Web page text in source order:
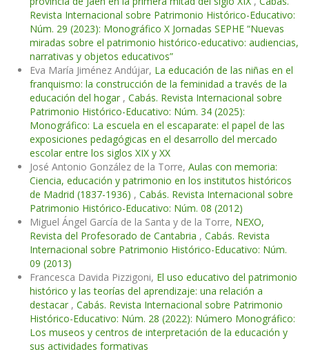
Revista Internacional sobre Patrimonio Histórico-Educativo:
Núm. 29 (2023): Monográfico X Jornadas SEPHE “Nuevas
miradas sobre el patrimonio histórico-educativo: audiencias,
narrativas y objetos educativos”
Eva María Jiménez Andújar, La educación de las niñas en el
franquismo: la construcción de la feminidad a través de la
educación del hogar , Cabás. Revista Internacional sobre
Patrimonio Histórico-Educativo: Núm. 34 (2025):
Monográfico: La escuela en el escaparate: el papel de las
exposiciones pedagógicas en el desarrollo del mercado
escolar entre los siglos XIX y XX
José Antonio González de la Torre, Aulas con memoria:
Ciencia, educación y patrimonio en los institutos históricos
de Madrid (1837-1936) , Cabás. Revista Internacional sobre
Patrimonio Histórico-Educativo: Núm. 08 (2012)
Miguel Ángel García de la Santa y de la Torre, NEXO,
Revista del Profesorado de Cantabria , Cabás. Revista
Internacional sobre Patrimonio Histórico-Educativo: Núm.
09 (2013)
Francesca Davida Pizzigoni, El uso educativo del patrimonio
histórico y las teorías del aprendizaje: una relación a
destacar , Cabás. Revista Internacional sobre Patrimonio
Histórico-Educativo: Núm. 28 (2022): Número Monográfico:
Los museos y centros de interpretación de la educación y
sus actividades formativas